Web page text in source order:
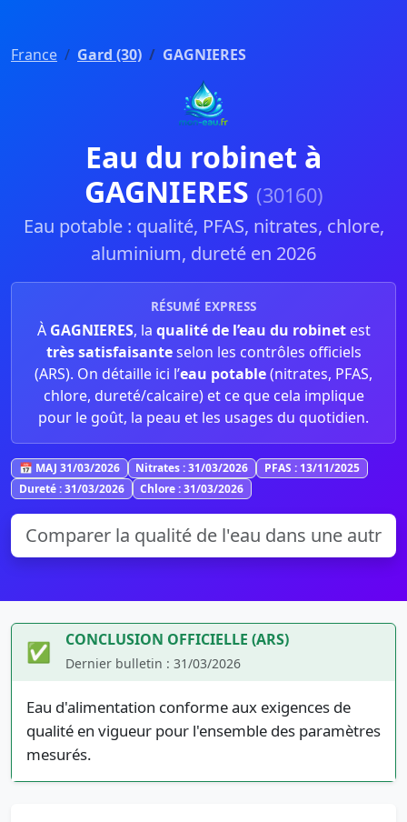
France Gard (30) GAGNIERES
Eau du robinet à
GAGNIERES (30160)
Eau potable : qualité, PFAS, nitrates, chlore,
aluminium, dureté en 2026
RÉSUMÉ EXPRESS
À GAGNIERES, la qualité de l’eau du robinetest
très satisfaisanteselon les contrôles officiels
(ARS). On détaille ici l’eau potable(nitrates, PFAS,
chlore, dureté/calcaire) et ce que cela implique
pour le goût, la peau et les usages du quotidien.
📅 MAJ 31/03/2026 Nitrates : 31/03/2026
PFAS : 13/11/2025
Dureté : 31/03/2026
Chlore : 31/03/2026
✅ CONCLUSION OFFICIELLE (ARS)
Dernier bulletin : 31/03/2026
Eau d'alimentation conforme aux exigences de
qualité en vigueur pour l'ensemble des paramètres
mesurés.